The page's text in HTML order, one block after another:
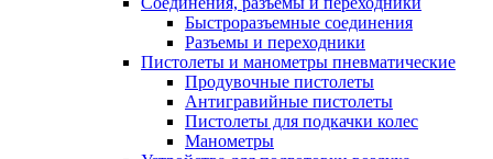
Быстроразъемные соединения
Разъемы и переходники
Пистолеты и манометры пневматические
Продувочные пистолеты
Антигравийные пистолеты
Пистолеты для подкачки колес
Манометры